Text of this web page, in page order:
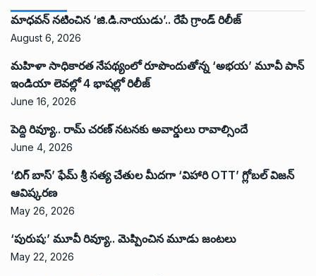
మాధవన్ నటించిన ‘జి.డి.నాయుడు’.. రేపే గ్రాండ్ రిలీజ్
August 6, 2026
మహిళా సాధికారత నేపథ్యంలో రూపొందుతోన్న ‘అభ‌య‌’ మూవీ పాన్
ఇండియా లెవ‌ల్లో 4 భాష‌ల్లో రిలీజ్
June 16, 2026
పెద్ది రివ్యూ.. రామ్ చరణ్ నటనకు అవార్డులు రావాల్సిందే
June 4, 2026
‘బిగ్ బాస్’ ఫేమ్ శ్రీ సత్య చేతుల మీదగా ‘విహారి OTT’ గ్లోబల్ విజన్
ఆవిష్కరణ
May 26, 2026
‘పురుష:’ మూవీ రివ్యూ.. మెప్పించిన మూడు జంటలు
May 22, 2026